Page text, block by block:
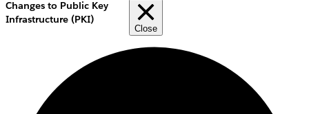
Changes to Public Key
Infrastructure (PKI)
Close